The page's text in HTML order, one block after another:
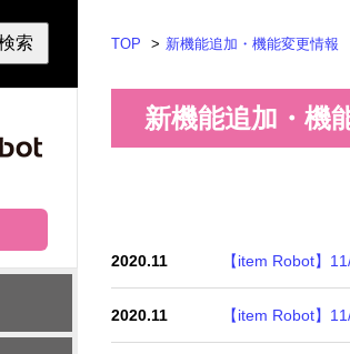
TOP 新機能追加・機能変更情報
新機能追加・機
2020.11 【item Robot】
2020.11 【item Robot】